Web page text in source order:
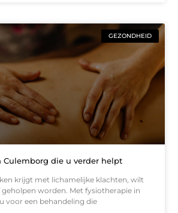
GEZONDHEID
Culemborg die u verder helpt
krijgt met lichamelijke klachten, wilt
geholpen worden. Met fysiotherapie in
voor een behandeling die